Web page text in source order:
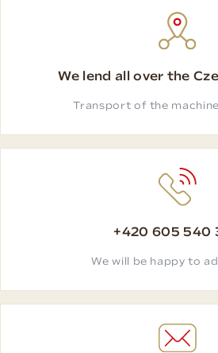
We lend all over the
Transport of the
+420 605 540
We will be happy to